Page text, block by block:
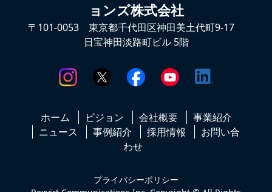
ョンズ株式会社
〒101-0053 東京都千代田区神田美土代町9-17
日宝神田淡路町ビル 5階
ホーム ビジョン 会社概要
事業紹介
ニュース
事例紹介 採用情報
お問い合
わせ
プライバシーポリシー